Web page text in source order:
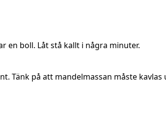
en boll. Låt stå kallt i några minuter.
Tänk på att mandelmassan måste